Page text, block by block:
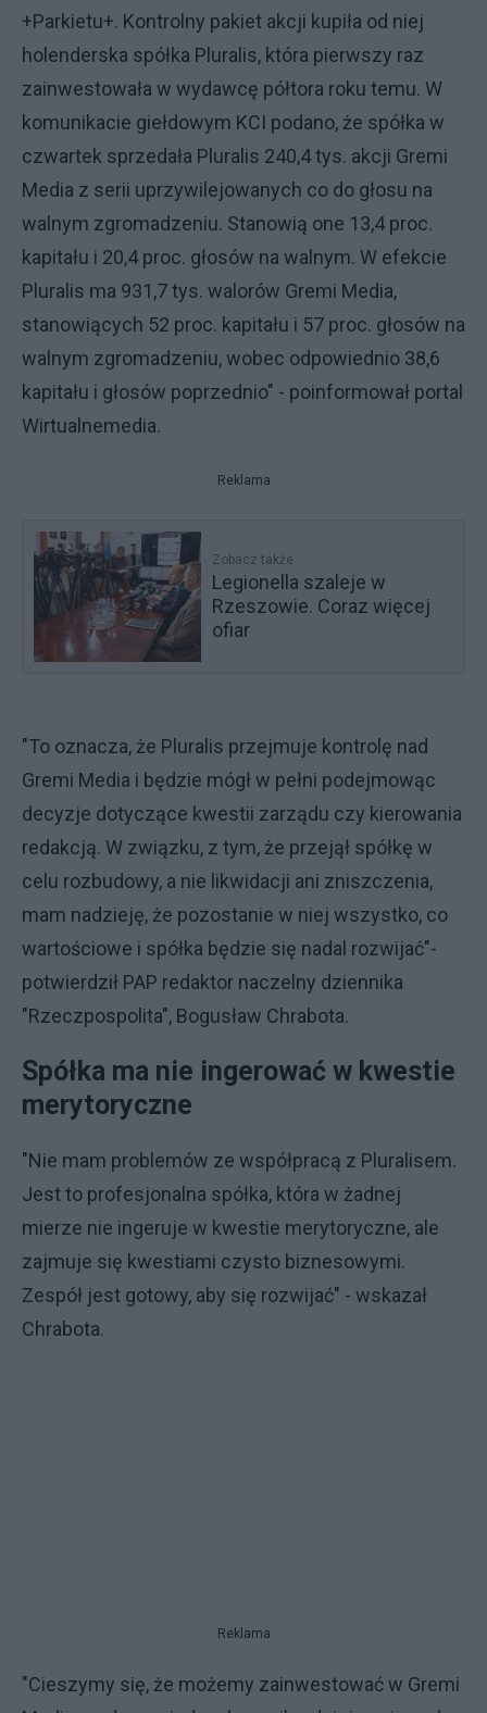
+Parkietu+. Kontrolny pakiet akcji kupiła od niej
holenderska spółka Pluralis, która pierwszy raz
zainwestowała w wydawcę półtora roku temu. W
komunikacie giełdowym KCI podano, że spółka w
czwartek sprzedała Pluralis 240,4 tys. akcji Gremi
Media z serii uprzywilejowanych co do głosu na
walnym zgromadzeniu. Stanowią one 13,4 proc.
kapitału i 20,4 proc. głosów na walnym. W efekcie
Pluralis ma 931,7 tys. walorów Gremi Media,
stanowiących 52 proc. kapitału i 57 proc. głosów na
walnym zgromadzeniu, wobec odpowiednio 38,6
kapitału i głosów poprzednio" - poinformował portal
Wirtualnemedia.
Reklama
Zobacz także
Legionella szaleje w
Rzeszowie. Coraz więcej
ofiar
"To oznacza, że Pluralis przejmuje kontrolę nad
Gremi Media i będzie mógł w pełni podejmowąc
decyzje dotyczące kwestii zarządu czy kierowania
redakcją. W związku, z tym, że przejął spółkę w
celu rozbudowy, a nie likwidacji ani zniszczenia,
mam nadzieję, że pozostanie w niej wszystko, co
wartościowe i spółka będzie się nadal rozwijać"-
potwierdził PAP redaktor naczelny dziennika
"Rzeczpospolita", Bogusław Chrabota.
Spółka ma nie ingerować w kwestie
merytoryczne
"Nie mam problemów ze współpracą z Pluralisem.
Jest to profesjonalna spółka, która w żadnej
mierze nie ingeruje w kwestie merytoryczne, ale
zajmuje się kwestiami czysto biznesowymi.
Zespół jest gotowy, aby się rozwijać" - wskazał
Chrabota.
Reklama
"Cieszymy się, że możemy zainwestować w Gremi